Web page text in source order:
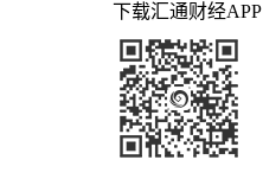
下载汇通财经